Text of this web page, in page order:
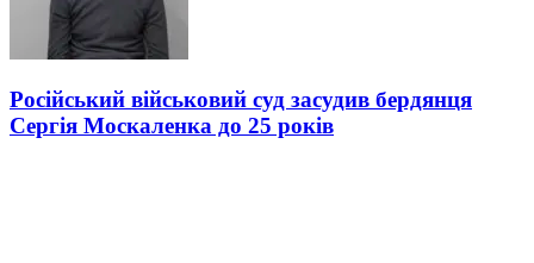
Російський військовий суд засудив бердянця
Сергія Москаленка до 25 років